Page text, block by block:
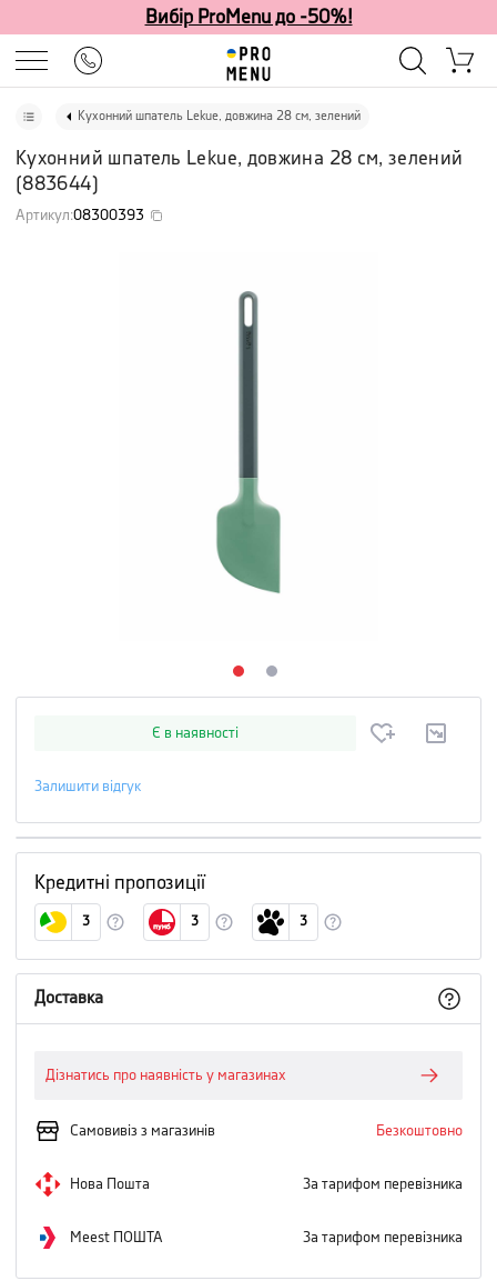
Вибір ProMenu до -50%!
Кухонний шпатель Lekue, довжина 28 см, зелений
Кухонний шпатель Lekue, довжина 28 см, зелений
(883644)
Артикул:08300393
Є в наявності
Залишити відгук
Кредитні пропозиції
3 3 3
Доставка
Дізнатись про наявність у магазинах
Самовивіз з магазинів Безкоштовно
Нова Пошта За тарифом перевізника
Meest ПОШТА За тарифом перевізника